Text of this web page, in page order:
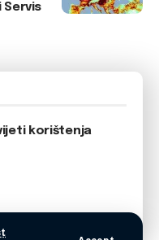
Servis
korištenja